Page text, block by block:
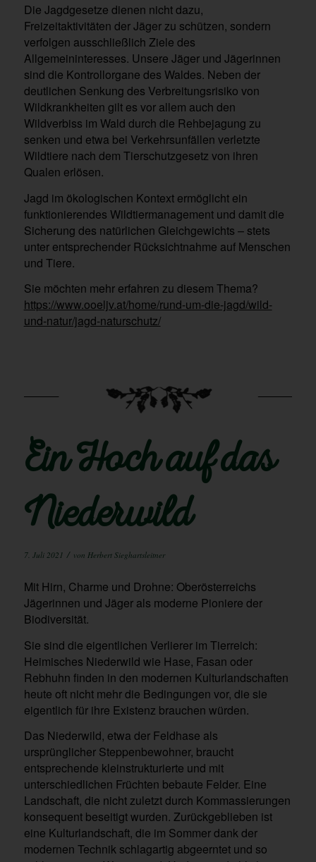
Die Jagdgesetze dienen nicht dazu,
Freizeitaktivitäten der Jäger zu schützen, sondern
verfolgen ausschließlich Ziele des
Allgemeininteresses. Unsere Jäger und Jägerinnen
sind die Kontrollorgane des Waldes. Neben der
deutlichen Senkung des Verbreitungsrisiko von
Wildkrankheiten gilt es vor allem auch den
Wildverbiss im Wald durch die Rehbejagung zu
senken und etwa bei Verkehrsunfällen verletzte
Wildtiere nach dem Tierschutzgesetz von ihren
Qualen erlösen.
Jagd im ökologischen Kontext ermöglicht ein
funktionierendes Wildtiermanagement und damit die
Sicherung des natürlichen Gleichgewichts – stets
unter entsprechender Rücksichtnahme auf Menschen
und Tiere.
Sie möchten mehr erfahren zu diesem Thema?
https://www.ooeljv.at/home/rund-um-die-jagd/wild-
und-natur/jagd-naturschutz/
Ein Hoch auf das
Niederwild
7. Juli 2021 / von Herbert Sieghartsleitner
Mit Hirn, Charme und Drohne: Oberösterreichs
Jägerinnen und Jäger als moderne Pioniere der
Biodiversität.
Sie sind die eigentlichen Verlierer im Tierreich:
Heimisches Niederwild wie Hase, Fasan oder
Rebhuhn finden in den modernen Kulturlandschaften
heute oft nicht mehr die Bedingungen vor, die sie
eigentlich für ihre Existenz brauchen würden.
Das Niederwild, etwa der Feldhase als
ursprünglicher Steppenbewohner, braucht
entsprechende kleinstrukturierte und mit
unterschiedlichen Früchten bebaute Felder. Eine
Landschaft, die nicht zuletzt durch Kommassierungen
konsequent beseitigt wurden. Zurückgeblieben ist
eine Kulturlandschaft, die im Sommer dank der
modernen Technik schlagartig abgeerntet und so